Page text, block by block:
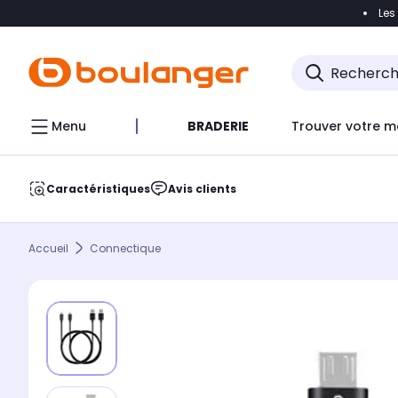
Accéder
Menu BRADERIE Trouver votre
Caractéristiques Avis clients
Accueil Connectique